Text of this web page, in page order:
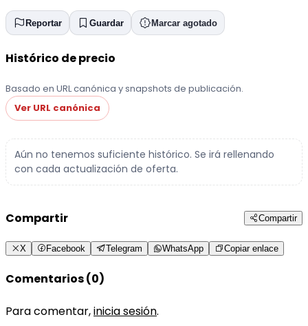
Reportar Guardar Marcar agotado
Histórico de precio
Basado en URL canónica y snapshots de publicación.
Ver URL canónica
Aún no tenemos suficiente histórico. Se irá rellenando
con cada actualización de oferta.
Compartir Compartir
X Facebook Telegram WhatsApp Copiar enlace
Comentarios (0)
Para comentar,inicia sesión.